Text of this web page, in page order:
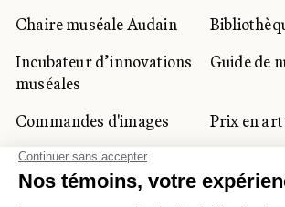
Chaire muséale Audain
Incubateur d’innovations
muséales
Guide de
Commandes d'images
Prix en
Prix Lynne-Cohen